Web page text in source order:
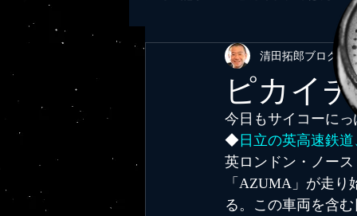
ピカイ
清田拓郎ブログ
今日もサイコーに
◆ 日立の英高速鉄
英ロンドン・ノー
「AZUMA」が走
る。この車両を含